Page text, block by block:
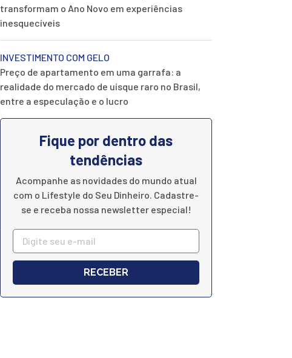
transformam o Ano Novo em experiências
inesquecíveis
INVESTIMENTO COM GELO
Preço de apartamento em uma garrafa: a
realidade do mercado de uísque raro no Brasil,
entre a especulação e o lucro
Fique por dentro das
tendências
Acompanhe as novidades do mundo atual
com o Lifestyle do Seu Dinheiro. Cadastre-
se e receba nossa newsletter especial!
RECEBER